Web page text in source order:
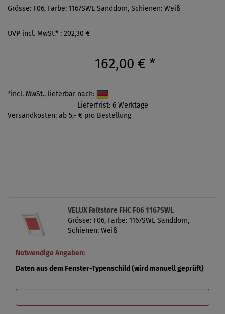
Grösse: F06, Farbe: 1167SWL Sanddorn, Schienen: Weiß
UVP incl. MwSt.* : 202,30 €
162,00 € *
*incl. MwSt., lieferbar nach:
Lieferfrist: 6 Werktage
Versandkosten: ab 5,- € pro Bestellung
VELUX Faltstore FHC F06 1167SWL
Grösse: F06, Farbe: 1167SWL Sanddorn,
Schienen: Weiß
Notwendige Angaben:
Daten aus dem Fenster-Typenschild (wird manuell geprüft)